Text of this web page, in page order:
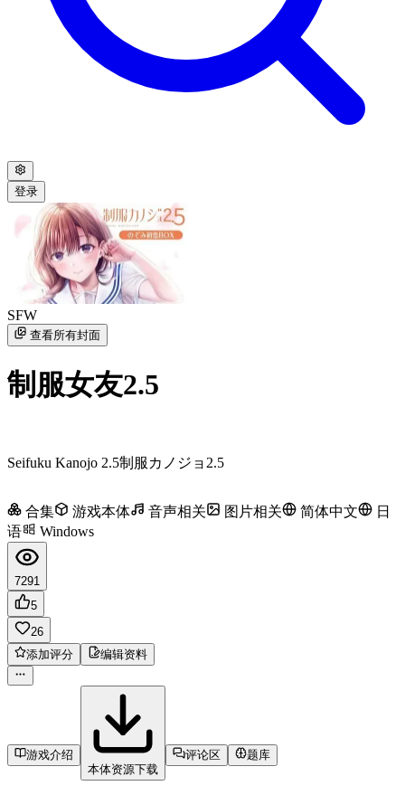
登录
SFW
查看所有封面
制服女友2.5
Seifuku Kanojo 2.5制服カノジョ2.5
合集 游戏本体 音声相关 图片相关 简体中文
日
语
Windows
7291
5
26
添加评分
编辑资料
游戏介绍
本体资源下载
评论区 题库